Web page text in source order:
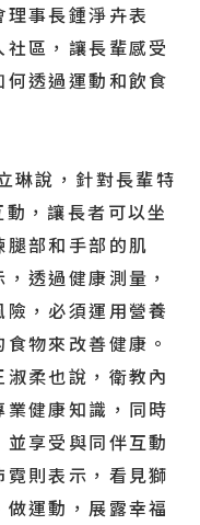
事長鍾淨卉表
區，讓長輩感受
透過運動和飲食
琳說，針對長輩特
，讓長者可以坐
部和手部的肌
透過健康測量，
，必須運用營養
物來改善健康。
柔也說，衛教內
健康知識，同時
享受與同伴互動
則表示，看見獅
運動，展露幸福